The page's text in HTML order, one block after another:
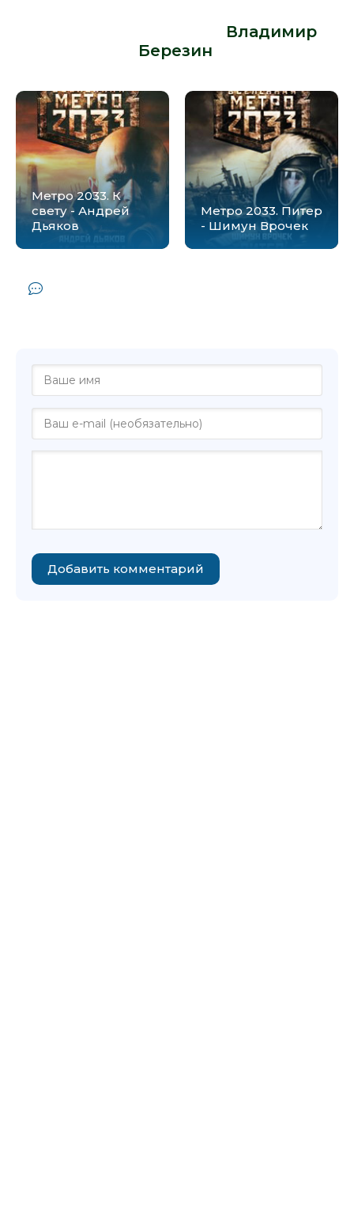
Владимир
Березин
Метро 2033. К
свету - Андрей
Дьяков
Метро 2033. Питер
- Шимун Врочек
Добавить комментарий